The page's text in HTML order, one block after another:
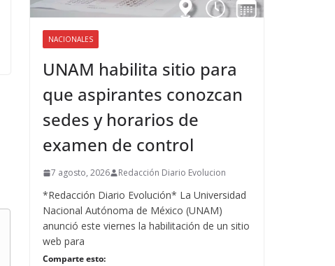
NACIONALES
UNAM habilita sitio para
que aspirantes conozcan
sedes y horarios de
examen de control
7 agosto, 2026 Redacción Diario Evolucion
*Redacción Diario Evolución* La Universidad
Nacional Autónoma de México (UNAM)
anunció este viernes la habilitación de un sitio
web para
Comparte esto: